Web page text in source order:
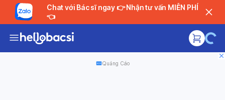
Chat với Bác sĩ ngay 👉 Nhận tư vấn MIỄN PHÍ
👈
Quảng Cáo